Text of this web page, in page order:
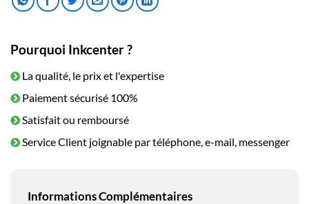
Pourquoi Inkcenter ?
La qualité, le prix et l'expertise
Paiement sécurisé 100%
Satisfait ou remboursé
Service Client joignable par téléphone, e-mail, messenger
Informations Complémentaires